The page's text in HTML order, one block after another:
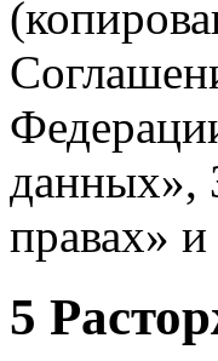
данных»,
правах» и
5